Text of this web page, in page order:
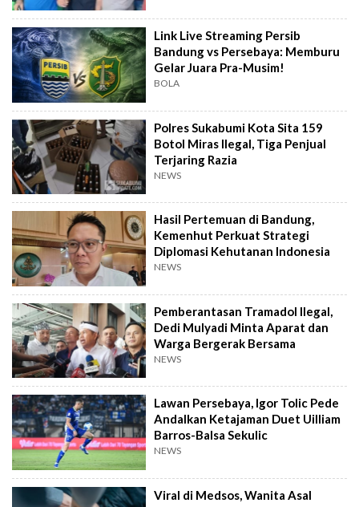
Link Live Streaming Persib
Bandung vs Persebaya: Memburu
Gelar Juara Pra-Musim!
BOLA
Polres Sukabumi Kota Sita 159
Botol Miras Ilegal, Tiga Penjual
Terjaring Razia
NEWS
Hasil Pertemuan di Bandung,
Kemenhut Perkuat Strategi
Diplomasi Kehutanan Indonesia
NEWS
Pemberantasan Tramadol Ilegal,
Dedi Mulyadi Minta Aparat dan
Warga Bergerak Bersama
NEWS
Lawan Persebaya, Igor Tolic Pede
Andalkan Ketajaman Duet Uilliam
Barros-Balsa Sekulic
NEWS
Viral di Medsos, Wanita Asal